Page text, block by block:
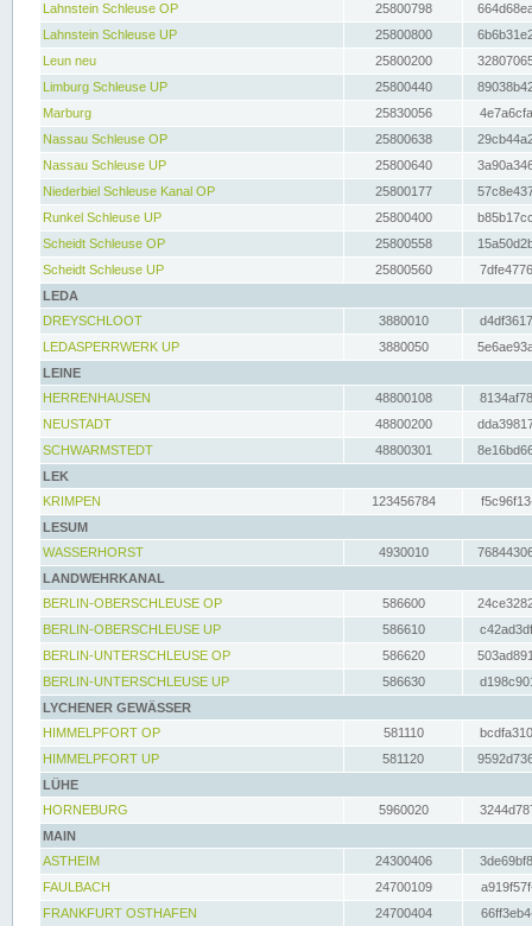
Lahnstein Schleuse OP
25800798
Lahnstein Schleuse UP
25800800
Leun neu
25800200
Limburg Schleuse UP
25800440
Marburg
25830056
Nassau Schleuse OP
25800638
Nassau Schleuse UP
25800640
Niederbiel Schleuse Kanal OP
25800177
Runkel Schleuse UP
25800400
Scheidt Schleuse OP
25800558
Scheidt Schleuse UP
25800560
LEDA
DREYSCHLOOT
3880010
LEDASPERRWERK UP
3880050
LEINE
HERRENHAUSEN
48800108
NEUSTADT
48800200
SCHWARMSTEDT
48800301
LEK
KRIMPEN
123456784
LESUM
WASSERHORST
4930010
LANDWEHRKANAL
BERLIN-OBERSCHLEUSE OP
586600
BERLIN-OBERSCHLEUSE UP
586610
BERLIN-UNTERSCHLEUSE OP
586620
BERLIN-UNTERSCHLEUSE UP
586630
LYCHENER GEWÄSSER
HIMMELPFORT OP
581110
HIMMELPFORT UP
581120
LÜHE
HORNEBURG
5960020
MAIN
ASTHEIM
24300406
FAULBACH
24700109
FRANKFURT OSTHAFEN
24700404